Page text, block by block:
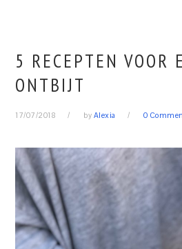
5 RECEPTEN VOOR
ONTBIJT
17/07/2018 by Alexia 0